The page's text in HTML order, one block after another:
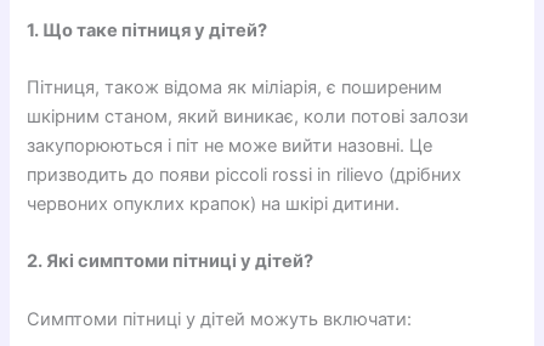
1. Що таке пітниця у дітей?
Пітниця, також відома як міліарія, є поширеним
шкірним станом, який виникає, коли потові залози
закупорюються і піт не може вийти назовні. Це
призводить до появи piccoli rossi in rilievo (дрібних
червоних опуклих крапок) на шкірі дитини.
2. Які симптоми пітниці у дітей?
Симптоми пітниці у дітей можуть включати: